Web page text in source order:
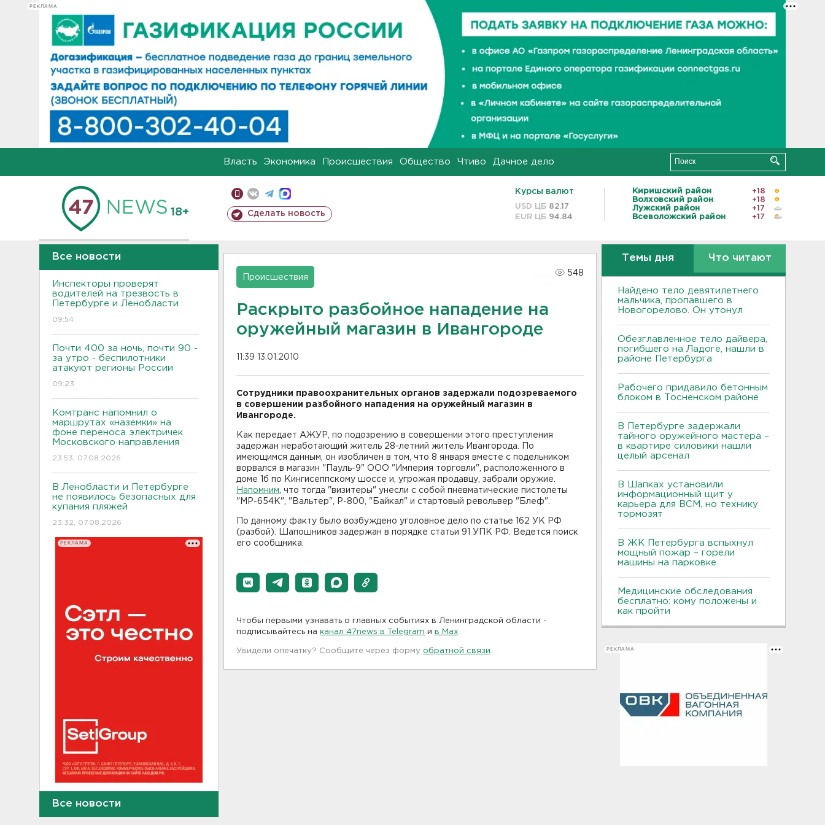
РЕКЛАМА
Власть Экономика Происшествия Общество Чтиво Дачное дело
18+ Сделать новость
Курсы валют
USD ЦБ 82.17
EUR ЦБ 94.84
Киришский район
+18
Волховский район
+18
Лужский район
+17
Всеволожский район
+17
Все новости
Инспекторы проверят
водителей на трезвость в
Петербурге и Ленобласти
09:54
Почти 400 за ночь, почти 90 -
за утро - беспилотники
атакуют регионы России
09:23
Комтранс напомнил о
маршрутах «наземки» на
фоне переноса электричек
Московского направления
23:53, 07.08.2026
В Ленобласти и Петербурге
не появилось безопасных для
купания пляжей
23:32, 07.08.2026
РЕКЛАМА
хотят объявить в розыск.
Подозревают в фейках об
Все новости
Происшествия
548
Раскрыто разбойное нападение на
оружейный магазин в Ивангороде
11:39 13.01.2010
Сотрудники правоохранительных органов задержали подозреваемого
в совершении разбойного нападения на оружейный магазин в
Ивангороде.
Как передает АЖУР, по подозрению в совершении этого преступления
задержан неработающий житель 28-летний житель Ивангорода. По
имеющимся данным, он изобличен в том, что 8 января вместе с подельником
ворвался в магазин "Пауль-9" ООО "Империя торговли", расположенного в
доме 1б по Кингисеппскому шоссе и, угрожая продавцу, забрали оружие.
Напомним , что тогда "визитеры" унесли с собой пневматические пистолеты
"МР-654К", "Вальтер", Р-800, "Байкал" и стартовый револьвер "Блеф".
По данному факту было возбуждено уголовное дело по статье 162 УК РФ
(разбой). Шапошников задержан в порядке статьи 91 УПК РФ. Ведется поиск
его сообщника.
Чтобы первыми узнавать о главных событиях в Ленинградской области -
подписывайтесь на канал 47news в Telegram и в Maх
Увидели опечатку? Сообщите через форму обратной связи
Темы дня Что читают
Найдено тело девятилетнего
мальчика, пропавшего в
Новогорелово. Он утонул
Обезглавленное тело дайвера,
погибшего на Ладоге, нашли в
районе Петербурга
Рабочего придавило бетонным
блоком в Тосненском районе
В Петербурге задержали
тайного оружейного мастера –
в квартире силовики нашли
целый арсенал
В Шапках установили
информационный щит у
карьера для ВСМ, но технику
тормозят
В ЖК Петербурга вспыхнул
мощный пожар – горели
машины на парковке
Медицинские обследования
бесплатно: кому положены и
как пройти
РЕКЛАМА